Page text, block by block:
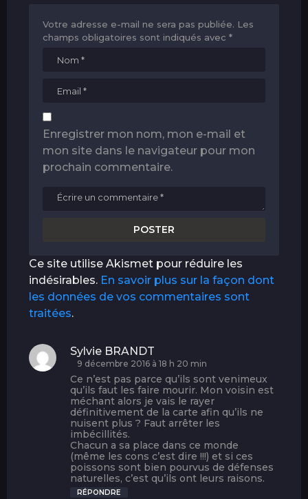
Votre adresse e-mail ne sera pas publiée. Les
champs obligatoires sont indiqués avec *
Enregistrer mon nom, mon e-mail et
mon site dans le navigateur pour mon
prochain commentaire.
Ce site utilise Akismet pour réduire les
indésirables. En savoir plus sur la façon dont
les données de vos commentaires sont
traitées.
Sylvie BRANDT
i
t
:
9 décembre 2016 à 18 h 20 min
Ce n’est pas parce qu’ils sont venimeux
qu’ils faut les faire mourir. Mon voisin est
méchant alors je vais le rayer
définitivement de la carte afin qu’ils ne
nuisent plus ? Faut arrêter les
imbécillités.
Chacun a sa place dans ce monde
(même les cons c’est dire !!!) et si ces
poissons sont bien pourvus de défenses
naturelles, c’est qu’ils ont leurs raisons.
RÉPONDRE